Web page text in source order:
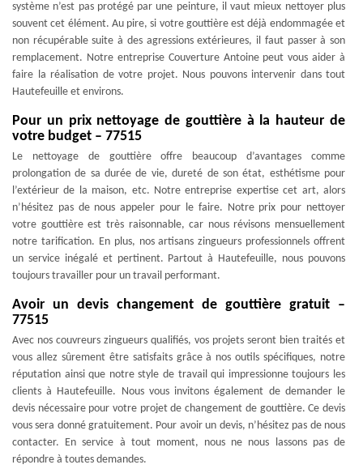
système n’est pas protégé par une peinture, il vaut mieux nettoyer plus
souvent cet élément. Au pire, si votre gouttière est déjà endommagée et
non récupérable suite à des agressions extérieures, il faut passer à son
remplacement. Notre entreprise Couverture Antoine peut vous aider à
faire la réalisation de votre projet. Nous pouvons intervenir dans tout
Hautefeuille et environs.
Pour un prix nettoyage de gouttière à la hauteur de
votre budget – 77515
Le nettoyage de gouttière offre beaucoup d’avantages comme
prolongation de sa durée de vie, dureté de son état, esthétisme pour
l’extérieur de la maison, etc. Notre entreprise expertise cet art, alors
n’hésitez pas de nous appeler pour le faire. Notre prix pour nettoyer
votre gouttière est très raisonnable, car nous révisons mensuellement
notre tarification. En plus, nos artisans zingueurs professionnels offrent
un service inégalé et pertinent. Partout à Hautefeuille, nous pouvons
toujours travailler pour un travail performant.
Avoir un devis changement de gouttière gratuit –
77515
Avec nos couvreurs zingueurs qualifiés, vos projets seront bien traités et
vous allez sûrement être satisfaits grâce à nos outils spécifiques, notre
réputation ainsi que notre style de travail qui impressionne toujours les
clients à Hautefeuille. Nous vous invitons également de demander le
devis nécessaire pour votre projet de changement de gouttière. Ce devis
vous sera donné gratuitement. Pour avoir un devis, n’hésitez pas de nous
contacter. En service à tout moment, nous ne nous lassons pas de
répondre à toutes demandes.